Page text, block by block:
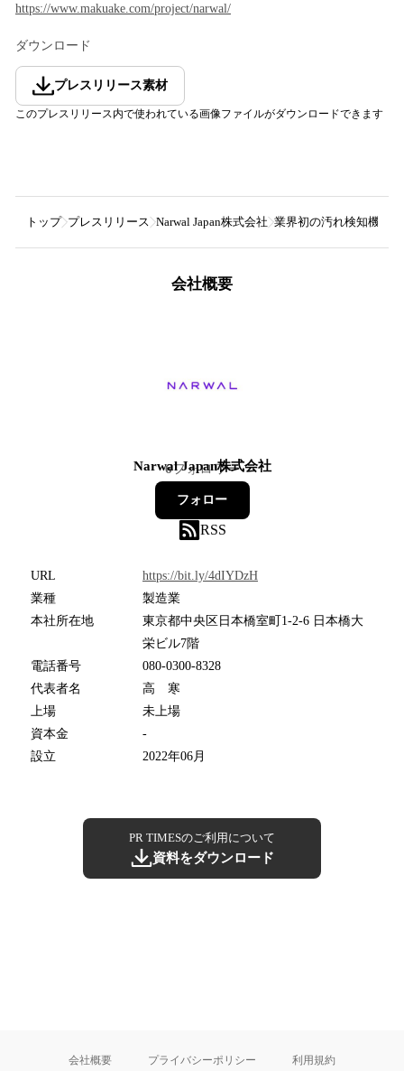
https://www.makuake.com/project/narwal/
ダウンロード
プレスリリース素材
このプレスリリース内で使われている画像ファイルがダウンロードできます
トップ プレスリリース Narwal Japan株式会社 業界初の汚れ検知機能
会社概要
Narwal Japan株式会社
6フォロワー
フォロー
RSS
URL
https://bit.ly/4dIYDzH
業種
製造業
本社所在地
東京都中央区日本橋室町1-2-6 日本橋大
栄ビル7階
電話番号
080-0300-8328
代表者名
高 寒
上場
未上場
資本金
-
設立
2022年06月
PR TIMESのご利用について
資料をダウンロード
会社概要 プライバシーポリシー 利用規約